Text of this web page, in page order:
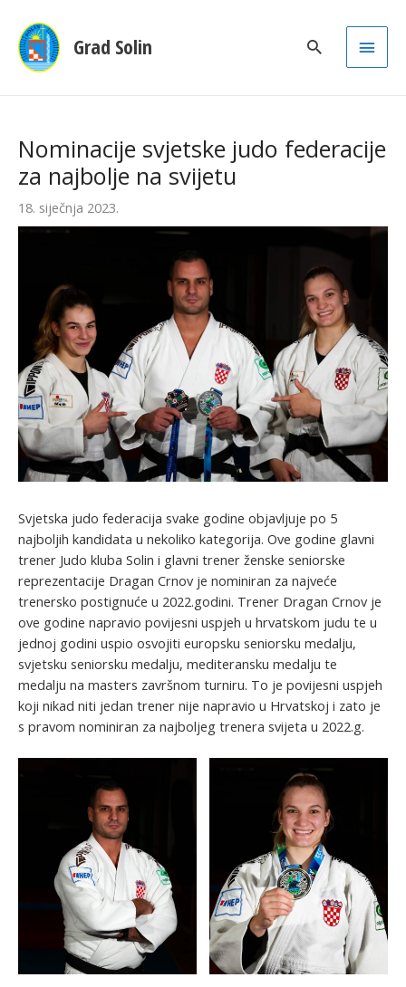
Grad Solin
Main
Nominacije svjetske judo federacije
za najbolje na svijetu
18. siječnja 2023.
Svjetska judo federacija svake godine objavljuje po 5
najboljih kandidata u nekoliko kategorija. Ove godine glavni
trener Judo kluba Solin i glavni trener ženske seniorske
reprezentacije Dragan Crnov je nominiran za najveće
trenersko postignuće u 2022.godini. Trener Dragan Crnov je
ove godine napravio povijesni uspjeh u hrvatskom judu te u
jednoj godini uspio osvojiti europsku seniorsku medalju,
svjetsku seniorsku medalju, mediteransku medalju te
medalju na masters završnom turniru. To je povijesni uspjeh
koji nikad niti jedan trener nije napravio u Hrvatskoj i zato je
s pravom nominiran za najboljeg trenera svijeta u 2022.g.